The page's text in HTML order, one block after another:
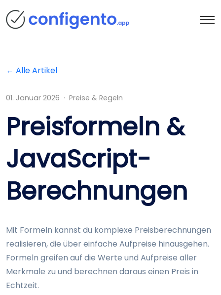
← Alle Artikel
01. Januar 2026 · Preise & Regeln
Preisformeln &
JavaScript-
Berechnungen
Mit Formeln kannst du komplexe Preisberechnungen
realisieren, die über einfache Aufpreise hinausgehen.
Formeln greifen auf die Werte und Aufpreise aller
Merkmale zu und berechnen daraus einen Preis in
Echtzeit.